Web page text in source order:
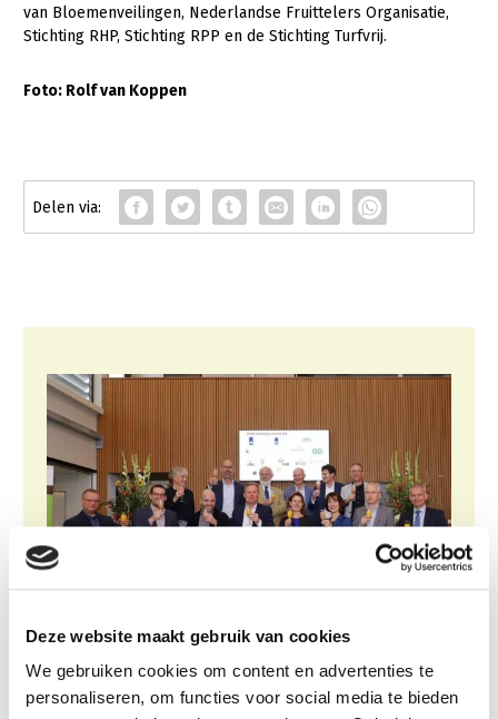
Deze website maakt gebruik van cookies
We gebruiken cookies om content en advertenties te
personaliseren, om functies voor social media te bieden
van Bloemenveilingen, Nederlandse Fruittelers Organisatie,
Stichting RHP, Stichting RPP en de Stichting Turfvrij.
Foto: Rolf van Koppen